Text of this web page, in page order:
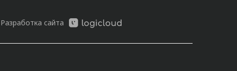
Разработка сайта